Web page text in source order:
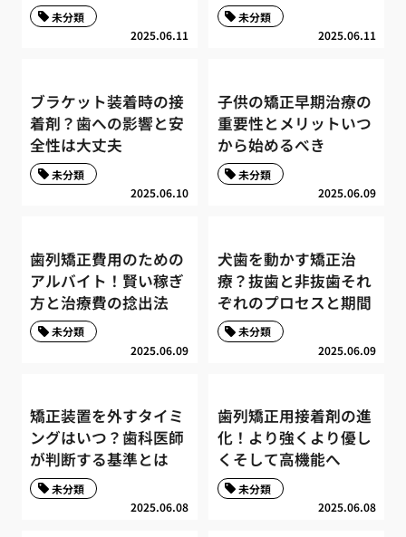
2025.06.11
未分類
2025.06.11
未分類
ブラケット装着時の接
着剤？歯への影響と安
全性は大丈夫
2025.06.10
未分類
子供の矯正早期治療の
重要性とメリットいつ
から始めるべき
2025.06.09
未分類
歯列矯正費用のための
アルバイト！賢い稼ぎ
方と治療費の捻出法
2025.06.09
未分類
犬歯を動かす矯正治
療？抜歯と非抜歯それ
ぞれのプロセスと期間
2025.06.09
未分類
矯正装置を外すタイミ
ングはいつ？歯科医師
が判断する基準とは
2025.06.08
未分類
歯列矯正用接着剤の進
化！より強くより優し
くそして高機能へ
2025.06.08
未分類